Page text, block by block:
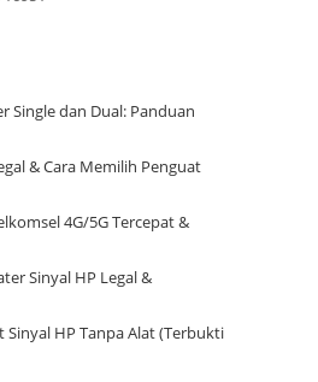
Single dan Dual: Panduan
& Cara Memilih Penguat
4G/5G Tercepat &
Sinyal HP Legal &
Sinyal HP Tanpa Alat (Terbukti